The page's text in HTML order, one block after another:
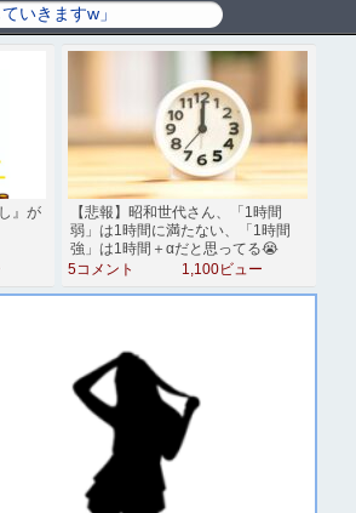
』が
【悲報】昭和世代さん、「1時間
弱」は1時間に満たない、「1時間
強」は1時間＋αだと思ってる😭
5コメント
1,100ビュー